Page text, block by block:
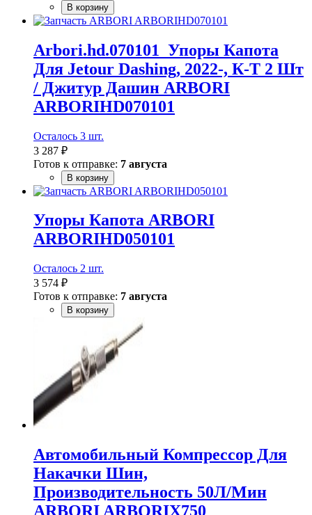
В корзину
Arbori.hd.070101_Упоры Капота
Для Jetour Dashing, 2022-, К-Т 2 Шт
/ Джитур Дашин ARBORI
ARBORIHD070101
Осталось 3 шт.
3 287 ₽
Готов к отправке: 7 августа
В корзину
Упоры Капота ARBORI
ARBORIHD050101
Осталось 2 шт.
3 574 ₽
Готов к отправке: 7 августа
В корзину
Автомобильный Компрессор Для
Накачки Шин,
Производительность 50Л/Мин
ARBORI ARBORIX750